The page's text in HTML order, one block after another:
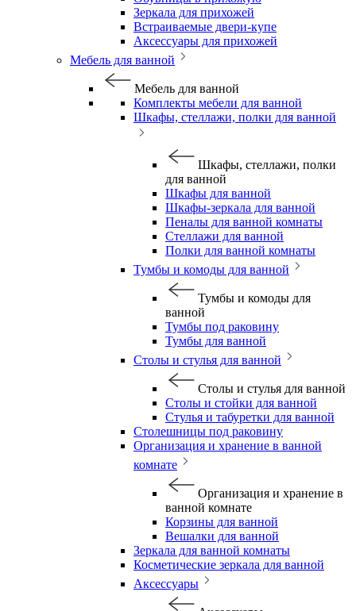
Зеркала для прихожей
Встраиваемые двери-купе
Аксессуары для прихожей
Мебель для ванной
Мебель для ванной
Комплекты мебели для ванной
Шкафы, стеллажи, полки для ванной
Шкафы, стеллажи, полки
для ванной
Шкафы для ванной
Шкафы-зеркала для ванной
Пеналы для ванной комнаты
Стеллажи для ванной
Полки для ванной комнаты
Тумбы и комоды для ванной
Тумбы и комоды для
ванной
Тумбы под раковину
Тумбы для ванной
Столы и стулья для ванной
Столы и стулья для ванной
Столы и стойки для ванной
Стулья и табуретки для ванной
Столешницы под раковину
Организация и хранение в ванной
комнате
Организация и хранение в
ванной комнате
Корзины для ванной
Вешалки для ванной
Зеркала для ванной комнаты
Косметические зеркала для ванной
Аксессуары